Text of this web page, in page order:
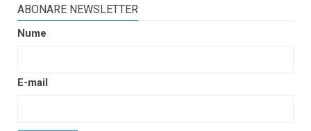
ABONARE NEWSLETTER
Nume
E-mail